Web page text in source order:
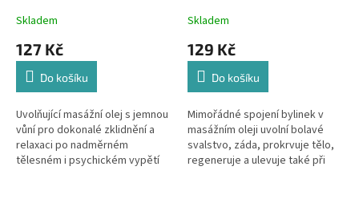
Skladem
127 Kč
Do košíku
Uvolňující masážní olej s jemnou
vůní pro dokonalé zklidnění a
relaxaci po nadměrném
tělesném i psychickém vypětí
Skladem
129 Kč
Do košíku
Mimořádné spojení bylinek v
masážním oleji uvolní bolavé
svalstvo, záda, prokrvuje tělo,
regeneruje a ulevuje také při